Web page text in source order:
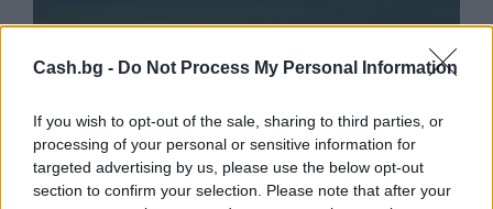
Cash.bg - Do Not Process My Personal Information
If you wish to opt-out of the sale, sharing to third parties, or
processing of your personal or sensitive information for
targeted advertising by us, please use the below opt-out
section to confirm your selection. Please note that after your